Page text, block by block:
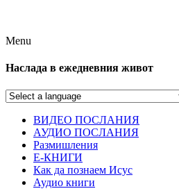
Menu
Наслада в ежедневния живот
ВИДЕО ПОСЛАНИЯ
АУДИО ПОСЛАНИЯ
Размишления
Е-КНИГИ
Как да познаем Исус
Аудио книги